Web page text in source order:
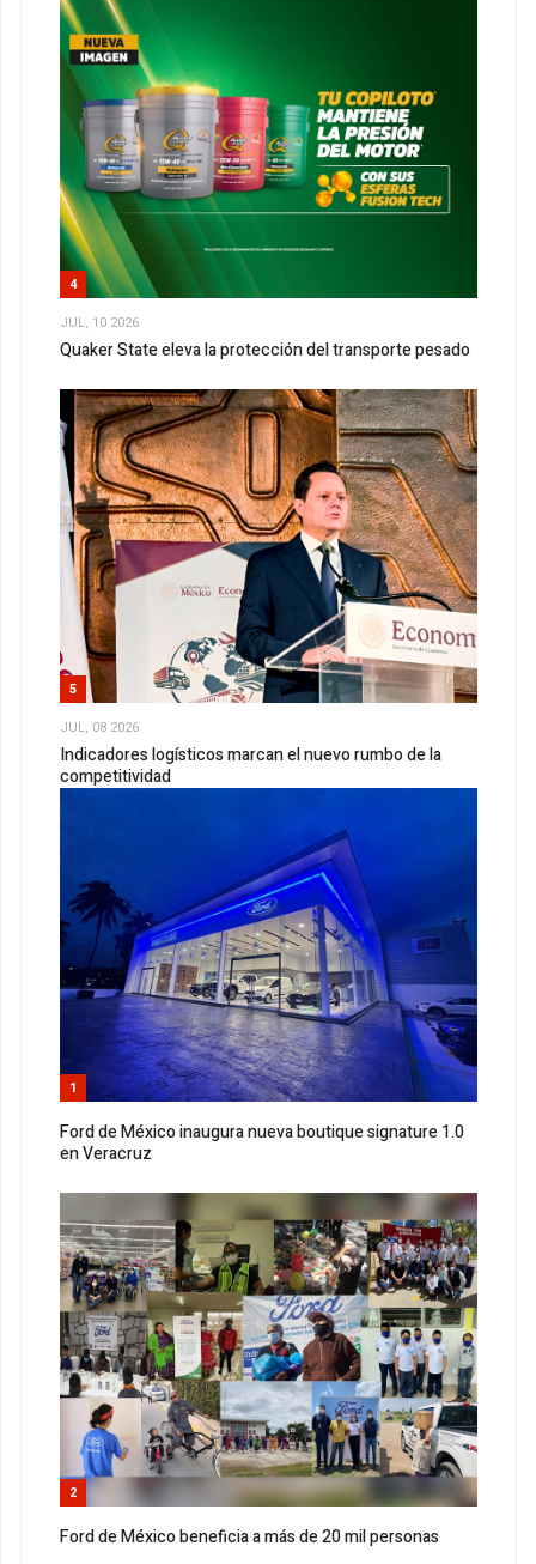
4
JUL, 10 2026
Quaker State eleva la protección del transporte pesado
5
JUL, 08 2026
Indicadores logísticos marcan el nuevo rumbo de la
competitividad
1
Ford de México inaugura nueva boutique signature 1.0
en Veracruz
2
Ford de México beneficia a más de 20 mil personas